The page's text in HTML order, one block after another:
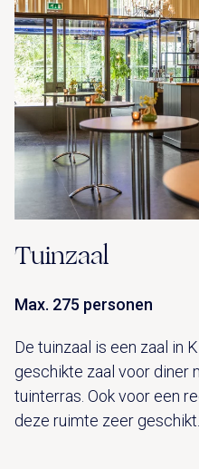
Tuinzaal
Max. 275 personen
De tuinzaal is een zaal in
geschikte zaal voor diner
tuinterras. Ook voor een
deze ruimte zeer geschikt.